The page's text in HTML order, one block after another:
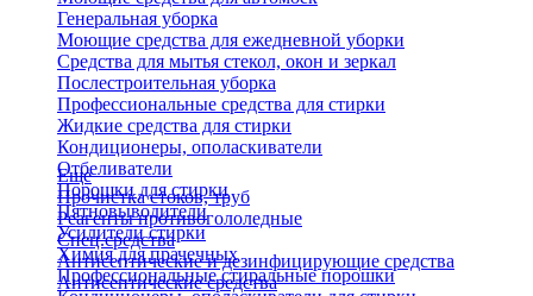
Генеральная уборка
Моющие средства для ежедневной уборки
Средства для мытья стекол, окон и зеркал
Послестроительная уборка
Профессиональные средства для стирки
Жидкие средства для стирки
Кондиционеры, ополаскиватели
Отбеливатели
Порошки для стирки
Пятновыводители
Усилители стирки
Химия для прачечных
Профессиональные стиральные порошки
Еще
Прочистка стоков, труб
Реагенты противогололедные
Спец.средства
Антисептические и дезинфицирующие средства
Антисептические средства